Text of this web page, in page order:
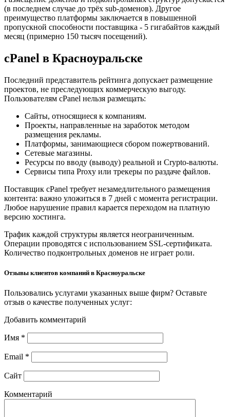
(в последнем случае до трёх sub-доменов). Другое
преимущество платформы заключается в повышенной
пропускной способности поставщика - 5 гигабайтов каждый
месяц (примерно 150 тысяч посещений).
cPanel в Красноуральске
Последний представитель рейтинга допускает размещение
проектов, не преследующих коммерческую выгоду.
Пользователям cPanel нельзя размещать:
Сайты, относящиеся к компаниям.
Проекты, направленные на заработок методом
размещения рекламы.
Платформы, занимающиеся сбором пожертвований.
Сетевые магазины.
Ресурсы по вводу (выводу) реальной и Crypto-валюты.
Сервисы типа Proxy или трекеры по раздаче файлов.
Поставщик cPanel требует незамедлительного размещения
контента: важно уложиться в 7 дней с момента регистрации.
Любое нарушение правил карается переходом на платную
версию хостинга.
Трафик каждой структуры является неограниченным.
Операции проводятся с использованием SSL-сертификата.
Количество подконтрольных доменов не играет роли.
Отзывы клиентов компаний в Красноуральске
Пользовались услугами указанных выше фирм? Оставьте
отзыв о качестве полученных услуг:
Добавить комментарий
Имя *
Email *
Сайт
Комментарий